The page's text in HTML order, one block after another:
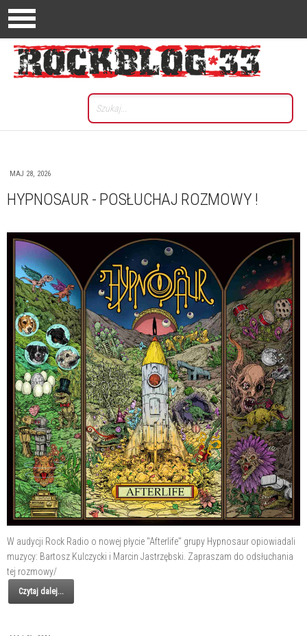
MAJ 28, 2026
HYPNOSAUR - POSŁUCHAJ ROZMOWY !
W audycji Rock Radio o nowej płycie "Afterlife" grupy Hypnosaur opiowiadali
muzycy: Bartosz Kulczycki i Marcin Jastrzębski. Zapraszam do odsłuchania
tej rozmowy/
Czytaj dalej...